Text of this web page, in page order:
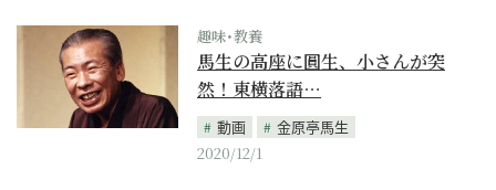
趣味･教養
馬生の高座に圓生、小さんが突
然！東横落語…
動画
金原亭馬生
2020/12/1